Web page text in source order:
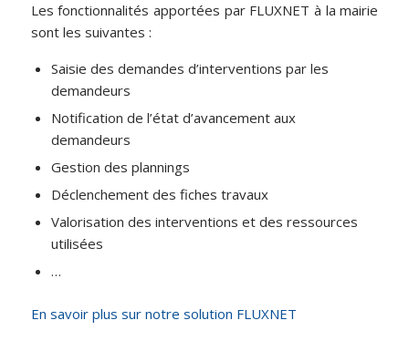
Les fonctionnalités apportées par FLUXNET à la mairie
sont les suivantes :
Saisie des demandes d’interventions par les
demandeurs
Notification de l’état d’avancement aux
demandeurs
Gestion des plannings
Déclenchement des fiches travaux
Valorisation des interventions et des ressources
utilisées
…
En savoir plus sur notre solution FLUXNET